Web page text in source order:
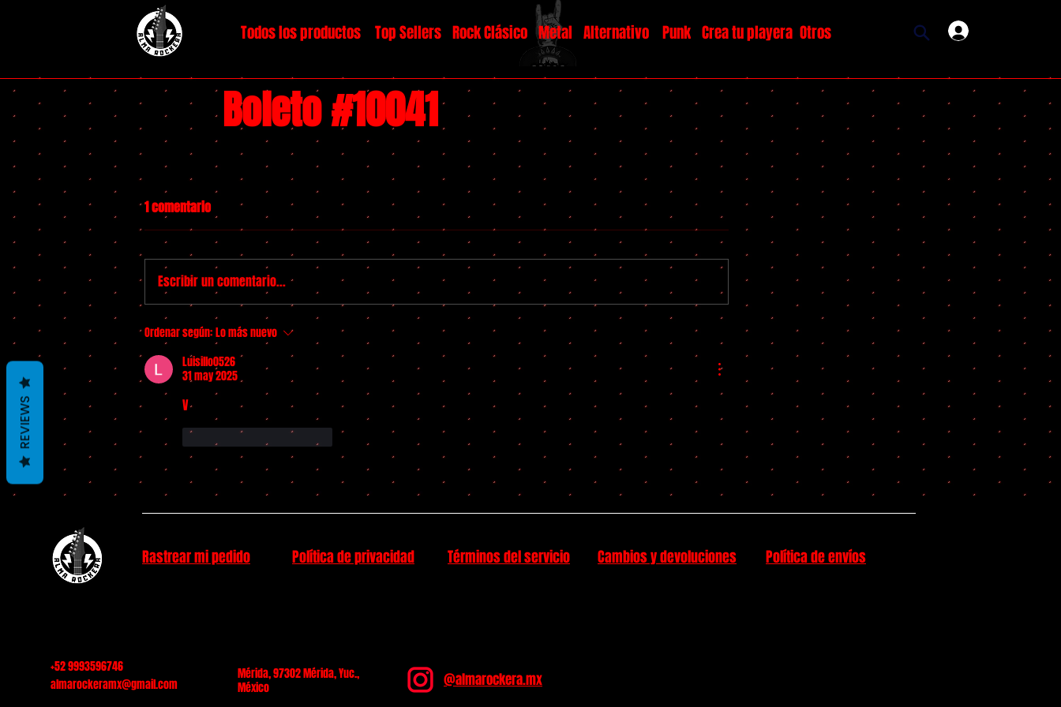
Top Sellers Rock Clásico Metal Alternativo Punk Crea tu playera Otros
Todos los productos
Boleto #10041
1 comentario
Escribir un comentario...
Ordenar según:Lo más nuevo
Luisillo0526
31 may 2025
V
Me gusta Reaccionar
Rastrear mi pedido Política de privacidad Términos del servicio Cambios y devoluciones Política de envíos
+52 9993596746
almarockeramx@gmail.com
Mérida, 97302 Mérida, Yuc.,
México
@almarockera.mx
REVIEWS